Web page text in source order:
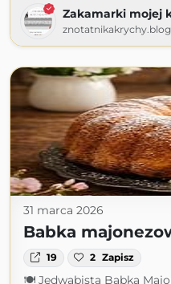
Zakamarki mojej
31 marca 2026
Babka
19 2 Zapisz
🍽 Jedwabista Babka